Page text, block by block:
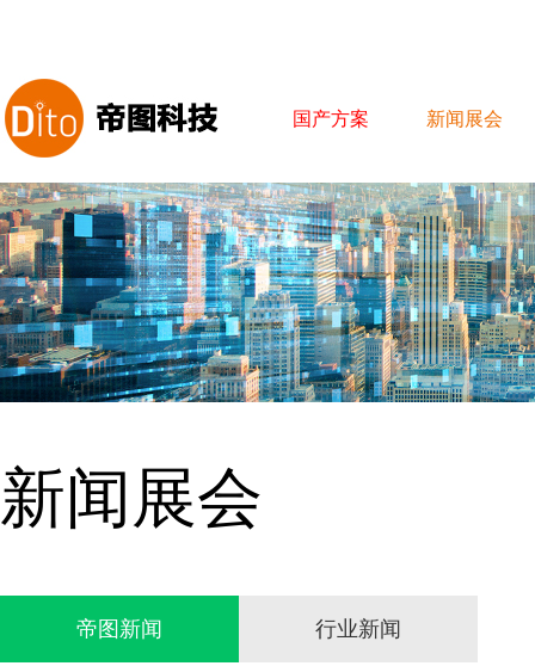
国产方案 新闻展会
新闻展会
帝图新闻 行业新闻